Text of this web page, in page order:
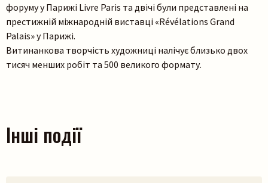
форуму у Парижі Livre Paris та двічі були представлені на
престижній міжнародній виставці «Révélations Grand
Palais» у Парижі.
Витинанкова творчість художниці налічує близько двох
тисяч менших робіт та 500 великого формату.
Інші події